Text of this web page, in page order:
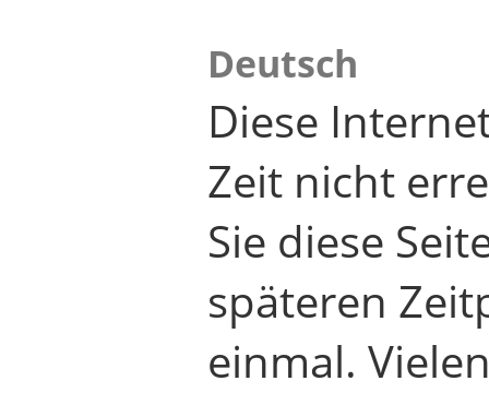
Deutsch
Diese
Zeit nicht
Sie diese
späteren
einmal.